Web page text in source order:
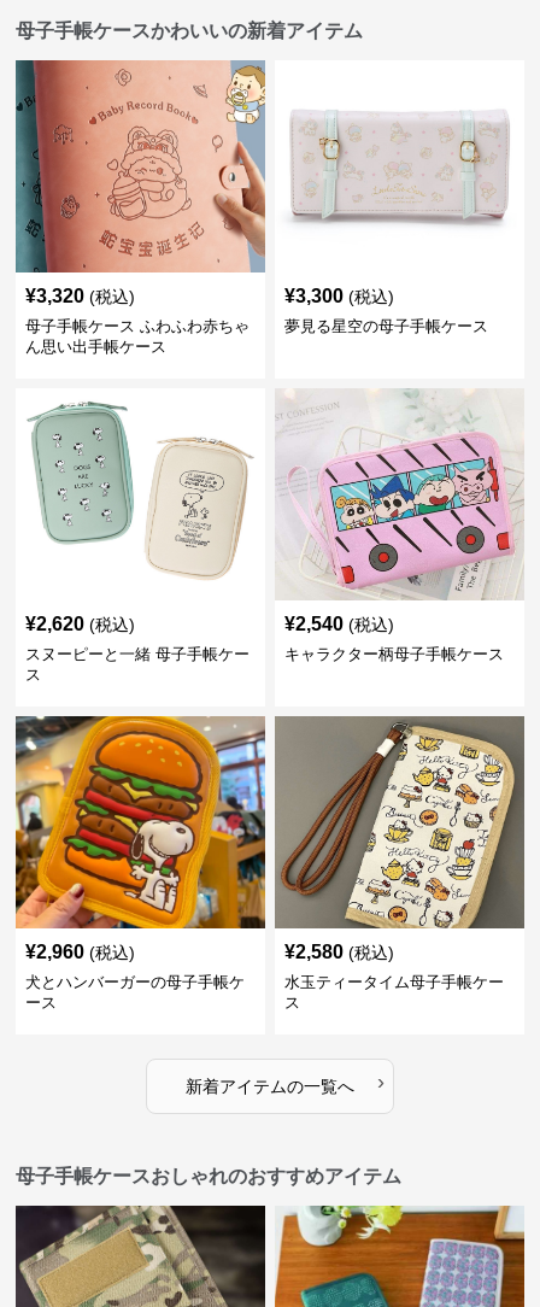
母子手帳ケースかわいいの新着アイテム
¥3,320 (税込)
母子手帳ケース ふわふわ赤ちゃ
ん思い出手帳ケース
¥3,300 (税込)
夢見る星空の母子手帳ケース
¥2,620 (税込)
スヌーピーと一緒 母子手帳ケー
ス
¥2,540 (税込)
キャラクター柄母子手帳ケース
¥2,960 (税込)
犬とハンバーガーの母子手帳ケ
ース
¥2,580 (税込)
水玉ティータイム母子手帳ケー
ス
新着アイテムの一覧へ ›
母子手帳ケースおしゃれのおすすめアイテム